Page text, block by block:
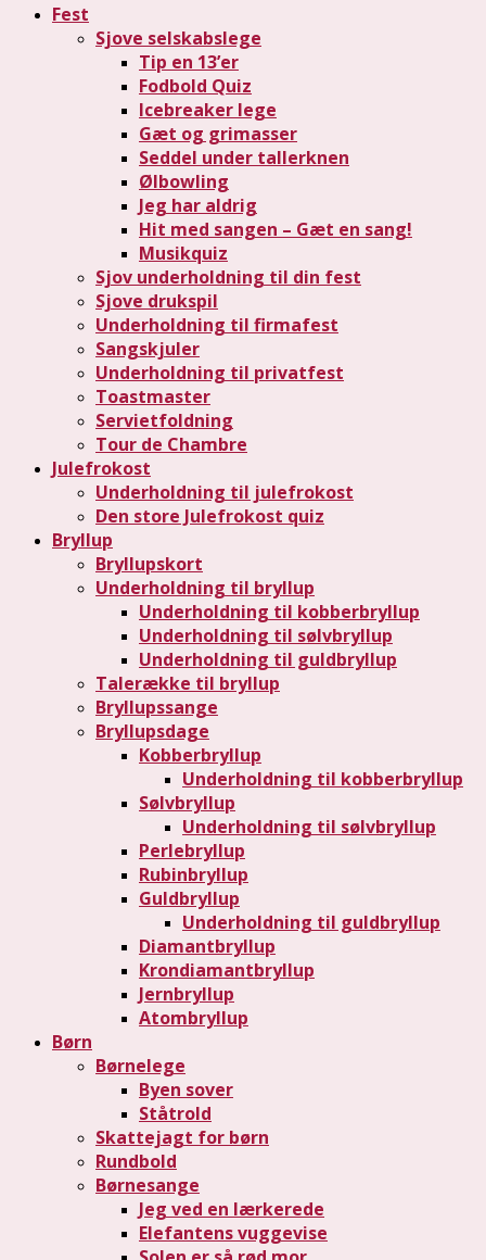
Fest
Sjove selskabslege
Tip en 13’er
Fodbold Quiz
Icebreaker lege
Gæt og grimasser
Seddel under tallerknen
Ølbowling
Jeg har aldrig
Hit med sangen – Gæt en sang!
Musikquiz
Sjov underholdning til din fest
Sjove drukspil
Underholdning til firmafest
Sangskjuler
Underholdning til privatfest
Toastmaster
Servietfoldning
Tour de Chambre
Julefrokost
Underholdning til julefrokost
Den store Julefrokost quiz
Bryllup
Bryllupskort
Underholdning til bryllup
Underholdning til kobberbryllup
Underholdning til sølvbryllup
Underholdning til guldbryllup
Talerække til bryllup
Bryllupssange
Bryllupsdage
Kobberbryllup
Underholdning til kobberbryllup
Sølvbryllup
Underholdning til sølvbryllup
Perlebryllup
Rubinbryllup
Guldbryllup
Underholdning til guldbryllup
Diamantbryllup
Krondiamantbryllup
Jernbryllup
Atombryllup
Børn
Børnelege
Byen sover
Ståtrold
Skattejagt for børn
Rundbold
Børnesange
Jeg ved en lærkerede
Elefantens vuggevise